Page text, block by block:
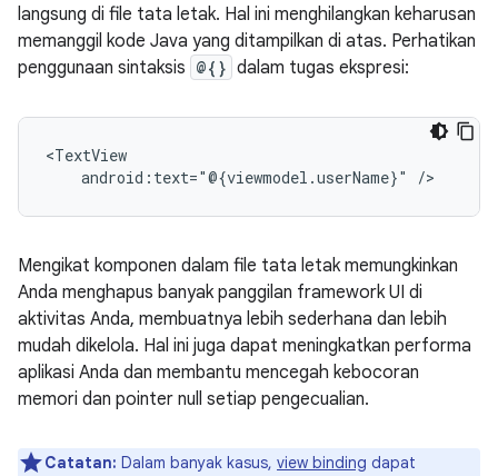
langsung di file tata letak. Hal ini menghilangkan keharusan
memanggil kode Java yang ditampilkan di atas. Perhatikan
penggunaan sintaksis @{} dalam tugas ekspresi:
android:text="@{viewmodel.userName}"
Mengikat komponen dalam file tata letak memungkinkan
Anda menghapus banyak panggilan framework UI di
aktivitas Anda, membuatnya lebih sederhana dan lebih
mudah dikelola. Hal ini juga dapat meningkatkan performa
aplikasi Anda dan membantu mencegah kebocoran
memori dan pointer null setiap pengecualian.
Catatan: Dalam banyak kasus, view binding dapat